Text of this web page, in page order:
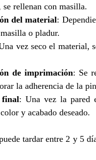
se rellenan con masilla.
del material:
o pladur.
vez seco el material,
de imprimación: Se
la adherencia de la
final: Una vez la pared
y acabado deseado.
tardar entre 2 y 5